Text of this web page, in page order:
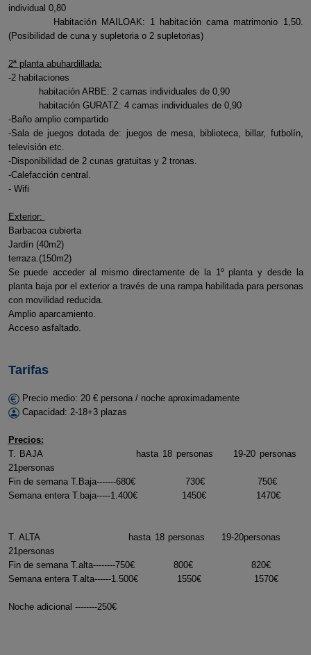
individual 0,80
Habitación MAILOAK: 1 habitación cama matrimonio 1,50.
(Posibilidad de cuna y supletoria o 2 supletorias)
2ª planta abuhardillada:
-2 habitaciones
habitación ARBE: 2 camas individuales de 0,90
habitación GURATZ: 4 camas individuales de 0,90
-Baño amplio compartido
-Sala de juegos dotada de: juegos de mesa, biblioteca, billar, futbolín,
televisión etc.
-Disponibilidad de 2 cunas gratuitas y 2 tronas.
-Calefacción central.
- Wifi
Exterior:
Barbacoa cubierta
Jardín (40m2)
terraza.(150m2)
Se puede acceder al mismo directamente de la 1º planta y desde la
planta baja por el exterior a través de una rampa habilitada para personas
con movilidad reducida.
Amplio aparcamiento.
Acceso asfaltado.
Tarifas
Precio medio: 20 € persona / noche aproximadamente
Capacidad: 2-18+3 plazas
Precios:
T. BAJA hasta 18 personas 19-20 personas
21personas
Fin de semana T.Baja-------680€ 730€ 750€
Semana entera T.baja-----1.400€ 1450€ 1470€
T. ALTA hasta 18 personas 19-20personas
21personas
Fin de semana T.alta--------750€ 800€ 820€
Semana entera T.alta------1.500€ 1550€ 1570€
Noche adicional --------250€